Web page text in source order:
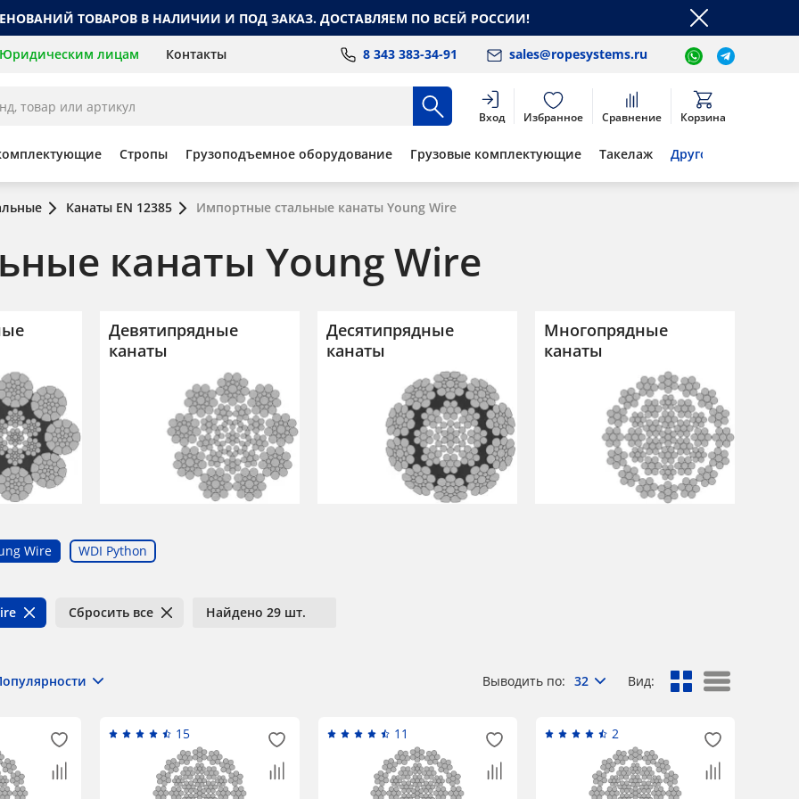
ТОВАРОВ В НАЛИЧИИ И ПОД ЗАКАЗ. ДОСТАВЛЯЕМ ПО ВСЕЙ РОССИИ!
Юридическим лицам Контакты 8 343 383-34-91 sales@ropesystems.ru
Вход Избранное Сравнение Корзина
Стропы Грузоподъемное оборудование Грузовые комплектующие Такелаж Другое
Канаты EN 12385 Импортные стальные канаты Young Wire
канаты Young Wire
Девятипрядные
канаты
Десятипрядные
канаты
Многопрядные
канаты
Wire WDI Python
Сбросить все Найдено 29 шт.
Выводить по: 32 Вид:
15 11 2